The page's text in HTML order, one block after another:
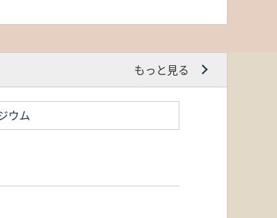
もっと見る
ウム